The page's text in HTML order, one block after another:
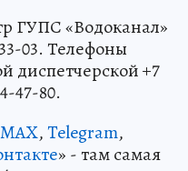
ГУПС «Водоканал»
03. Телефоны
диспетчерской +7
47-80.
MAX,Telegram,
» - там самая